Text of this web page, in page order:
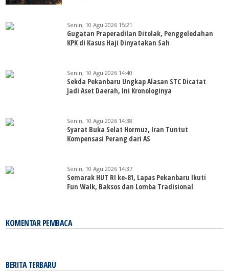
Senin, 10 Agu 2026 15:21
Gugatan Praperadilan Ditolak, Penggeledahan
KPK di Kasus Haji Dinyatakan Sah
Senin, 10 Agu 2026 14:40
Sekda Pekanbaru Ungkap Alasan STC Dicatat
Jadi Aset Daerah, Ini Kronologinya
Senin, 10 Agu 2026 14:38
Syarat Buka Selat Hormuz, Iran Tuntut
Kompensasi Perang dari AS
Senin, 10 Agu 2026 14:37
Semarak HUT RI ke-81, Lapas Pekanbaru Ikuti
Fun Walk, Baksos dan Lomba Tradisional
KOMENTAR PEMBACA
BERITA TERBARU